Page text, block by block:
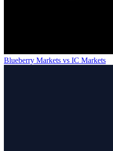
Blueberry Markets vs IC Markets